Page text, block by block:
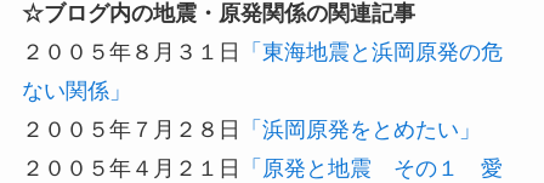
☆ブログ内の地震・原発関係の関連記事
２００５年８月３１日
「東海地震と浜岡原発の危
ない関係」
２００５年７月２８日
「浜岡原発をとめたい」
２００５年４月２１日
「原発と地震 その１ 愛